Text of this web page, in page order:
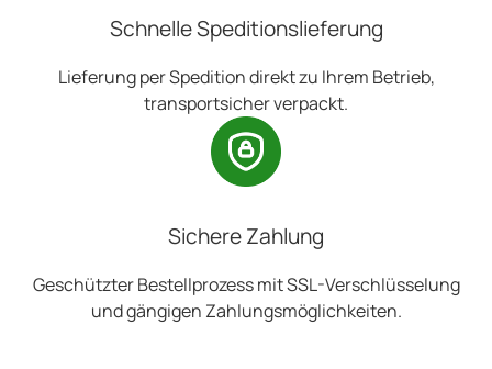
Schnelle Speditionslieferung
Lieferung per Spedition direkt zu Ihrem Betrieb,
transportsicher verpackt.
Sichere Zahlung
Geschützter Bestellprozess mit SSL-Verschlüsselung
und gängigen Zahlungsmöglichkeiten.